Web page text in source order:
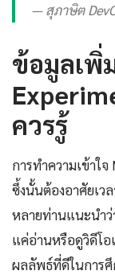
— สุภาษิต
ข้อมูลเพิ่
ควรรู้
การทำความเข้าใ
ซึ้งนั้นต้องอาศัยเว
หลายท่านแนะนำว่
แค่อ่านหรือดูวิดีโอ
ผลลัพธ์ที่ดีในการศึ